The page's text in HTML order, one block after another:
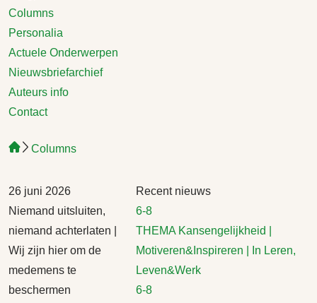
Columns
Personalia
Actuele Onderwerpen
Nieuwsbriefarchief
Auteurs info
Contact
Columns
26 juni 2026
Niemand uitsluiten,
niemand achterlaten |
Wij zijn hier om de
medemens te
beschermen
Recent nieuws
6-8
THEMA Kansengelijkheid |
Motiveren&Inspireren | In Leren,
Leven&Werk
6-8